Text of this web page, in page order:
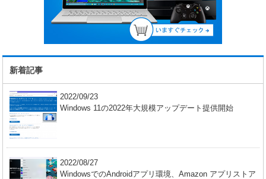
新着記事
2022/09/23
Windows 11の2022年大規模アップデート提供開始
2022/08/27
WindowsでのAndroidアプリ環境、Amazon アプリストア